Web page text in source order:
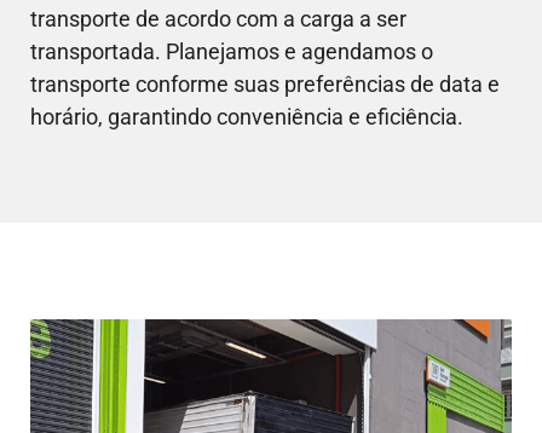
transporte de acordo com a carga a ser
transportada. Planejamos e agendamos o
transporte conforme suas preferências de data e
horário, garantindo conveniência e eficiência.